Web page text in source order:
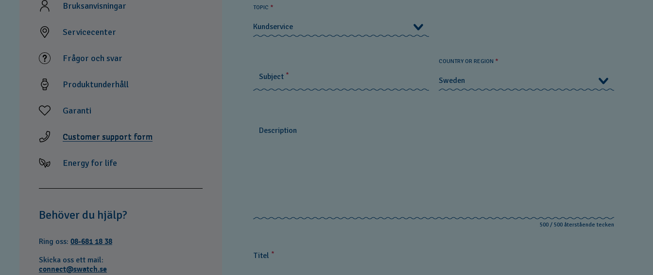
Bruksanvisningar
Servicecenter
Frågor och svar
Produktunderhåll
Garanti
Customer support form
Energy for life
Behöver du hjälp?
Ring oss: 08-681 18 38
Skicka oss ett mail:
connect@swatch.se
us
you
TOPIC *
Kundservice
Produktinformation
Butiker
Brand
Subject *
COUNTRY OR REGION *
Sweden
Description
500 / 500 återstående tecken
Titel *